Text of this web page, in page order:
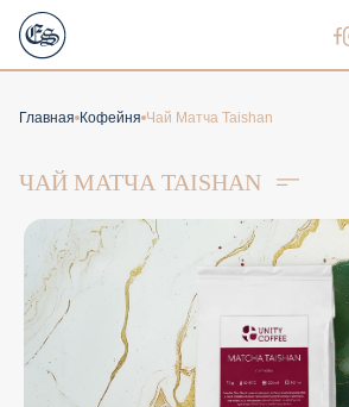
Главная Кофейня Чай Матча Taishan
ЧАЙ МАТЧА TAISHAN